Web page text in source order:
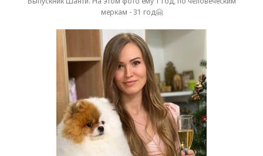
меркам - 31 год🤗